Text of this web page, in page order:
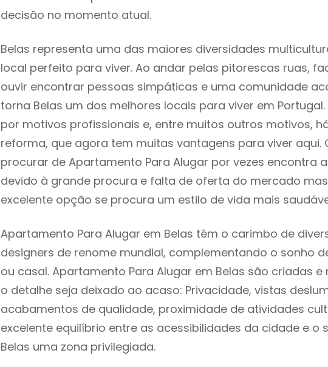
decisão no momento atual.
Belas representa uma das maiores diversidades
local perfeito para viver. Ao andar pelas pitorescas ruas,
ouvir encontrar pessoas simpáticas e uma comunidade
torna Belas um dos melhores locais para viver em
por motivos profissionais e, entre muitos outros motivos,
reforma, que agora tem muitas vantagens para viver aqui.
procurar de Apartamento Para Alugar por vezes encontra
devido à grande procura e falta de oferta do mercado
excelente opção se procura um estilo de vida mais
Apartamento Para Alugar em Belas têm o carimbo de
designers de renome mundial, complementando o sonho
ou casal. Apartamento Para Alugar em Belas são criadas
o detalhe seja deixado ao acaso: Privacidade, vistas
acabamentos de qualidade, proximidade de atividades
excelente equilíbrio entre as acessibilidades da cidade e o
Belas uma zona privilegiada.